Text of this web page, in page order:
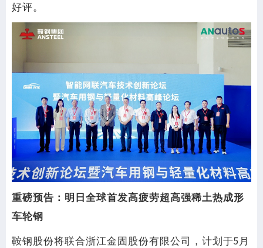
好评。
重磅预告：明日全球首发高疲劳超高强稀土热成形
车轮钢
鞍钢股份将联合浙江金固股份有限公司，计划于5月